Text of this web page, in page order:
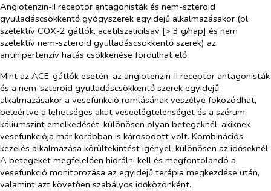
Angiotenzin-II receptor antagonisták és nem-szteroid
gyulladáscsökkentő gyógyszerek egyidejű alkalmazásakor (pl.
szelektív COX-2 gátlók, acetilszalicilsav [> 3 g/nap] és nem
szelektív nem-szteroid gyulladáscsökkentő szerek) az
antihipertenzív hatás csökkenése fordulhat elő.
Mint az ACE-gátlók esetén, az angiotenzin-II receptor antagonisták
és a nem-szteroid gyulladáscsökkentő szerek egyidejű
alkalmazásakor a vesefunkció romlásának veszélye fokozódhat,
beleértve a lehetséges akut veseelégtelenséget és a szérum
káliumszint emelkedését, különösen olyan betegeknél, akiknek
vesefunkciója már korábban is károsodott volt. Kombinációs
kezelés alkalmazása körültekintést igényel, különösen az időseknél.
A betegeket megfelelően hidrálni kell és megfontolandó a
vesefunkció monitorozása az egyidejű terápia megkezdése után,
valamint azt követően szabályos időközönként.